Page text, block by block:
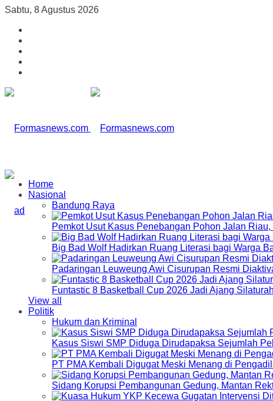
Sabtu, 8 Agustus 2026
Home
Nasional
Bandung Raya
Pemkot Usut Kasus Penebangan Pohon Jalan
Big Bad Wolf Hadirkan Ruang Literasi bagi Warga
Padaringan Leuweung Awi Cisurupan Resmi
Funtastic 8 Basketball Cup 2026 Jadi Ajang
View all
Politik
Hukum dan Kriminal
Kasus Siswi SMP Diduga Dirudapaksa Sejumlah
PT PMA Kembali Digugat Meski Menang di
Sidang Korupsi Pembangunan Gedung, Mantan